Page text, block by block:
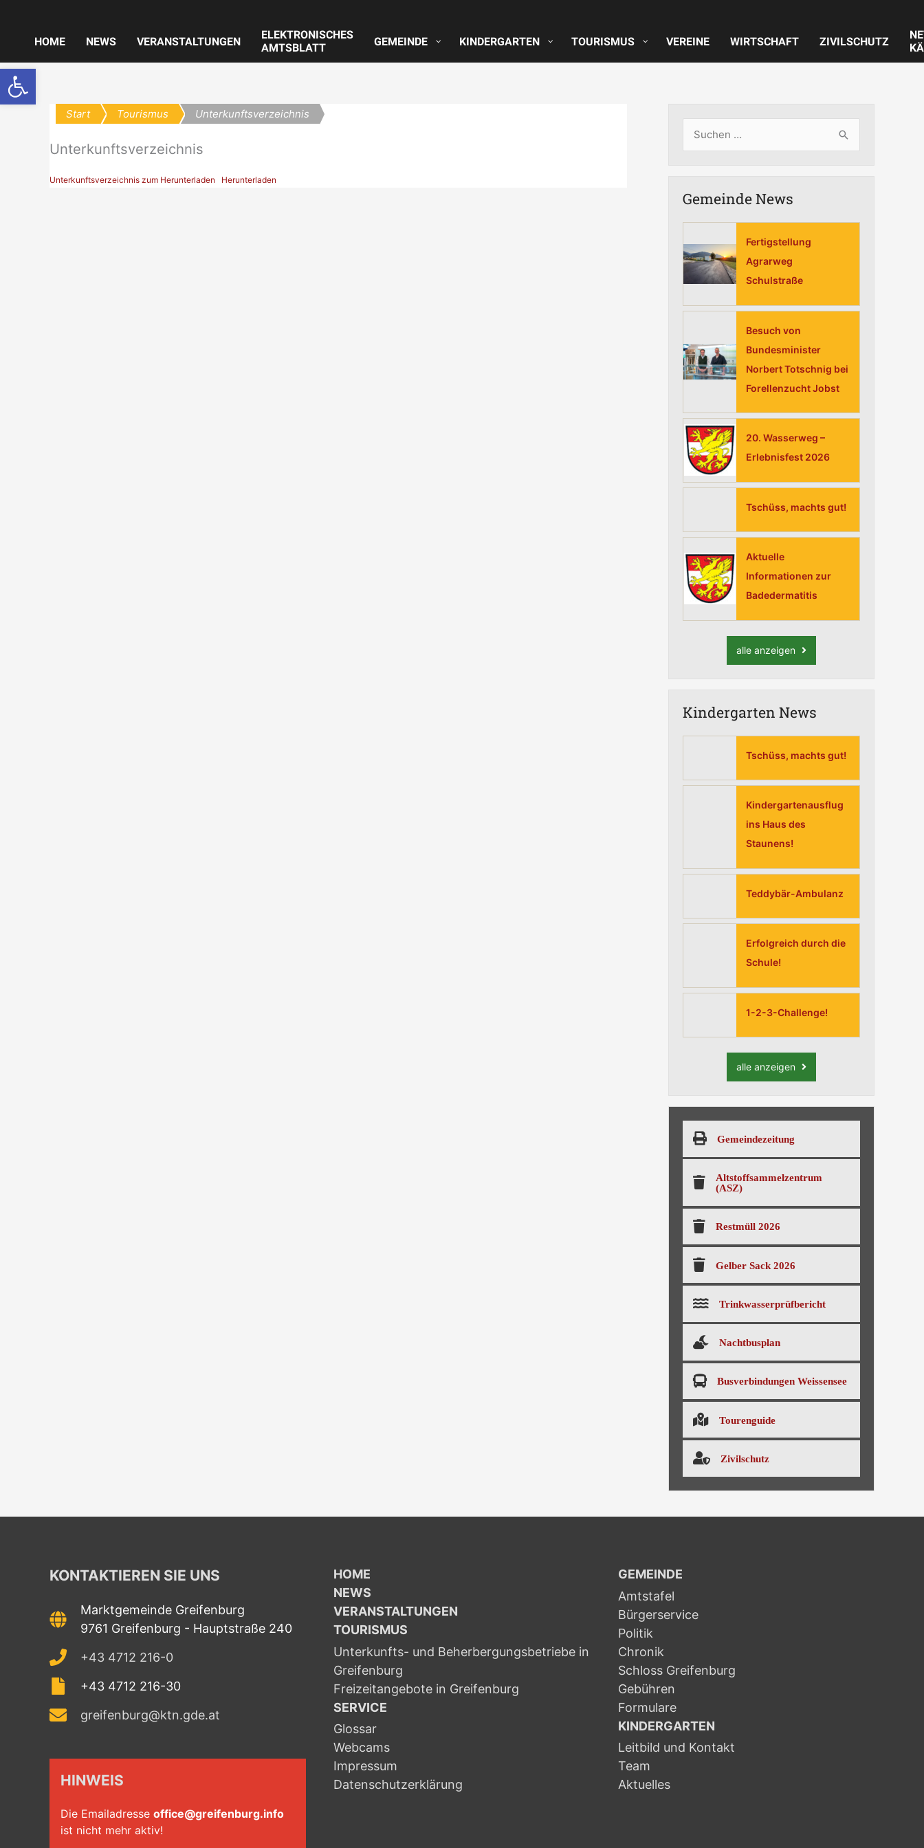
Werkzeugleiste öffnen
springenHOME NEWS VERANSTALTUNGEN
ELEKTRONISCHES
AMTSBLATT
GEMEINDE KINDERGARTEN TOURISMUS VEREINE WIRTSCHAFT ZIVILSCHUTZ
Start Tourismus Unterkunftsverzeichnis
Unterkunftsverzeichnis
Unterkunftsverzeichnis zum Herunterladen Herunterladen
h
e
n
a
c
:
Gemeinde News
Fertigstellung
Agrarweg
Schulstraße
Besuch von
Bundesminister
Norbert Totschnig bei
Forellenzucht Jobst
20. Wasserweg –
Erlebnisfest 2026
Tschüss, machts gut!
Aktuelle
Informationen zur
Badedermatitis
alle anzeigen
Kindergarten News
Tschüss, machts gut!
Kindergartenausflug
ins Haus des
Staunens!
Teddybär-Ambulanz
Erfolgreich durch die
Schule!
1-2-3-Challenge!
alle anzeigen
Gemeindezeitung
Altstoffsammelzentrum
(ASZ)
Restmüll 2026
Gelber Sack 2026
Trinkwasserprüfbericht
Nachtbusplan
Busverbindungen Weissensee
Tourenguide
Zivilschutz
KONTAKTIEREN SIE UNS
Marktgemeinde Greifenburg
9761 Greifenburg - Hauptstraße 240
+43 4712 216-0
+43 4712 216-30
greifenburg@ktn.gde.at
HINWEIS
Die Emailadresse office@greifenburg.info
ist nicht mehr aktiv!
HOME
NEWS
VERANSTALTUNGEN
TOURISMUS
Unterkunfts- und Beherbergungsbetriebe in
Greifenburg
Freizeitangebote in Greifenburg
SERVICE
Glossar
Webcams
Impressum
Datenschutzerklärung
GEMEINDE
Amtstafel
Bürgerservice
Politik
Chronik
Schloss Greifenburg
Gebühren
Formulare
KINDERGARTEN
Leitbild und Kontakt
Team
Aktuelles